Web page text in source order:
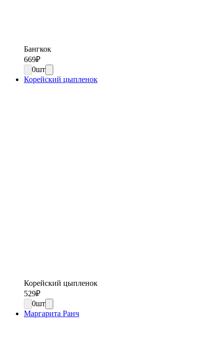
Бангкок
669₽
0шт
Корейский цыпленок
Корейский цыпленок
529₽
0шт
Маргарита Ранч